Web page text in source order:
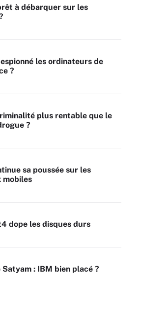
à débarquer sur les
les ordinateurs de
?
plus rentable que le
?
sa poussée sur les
mobiles
dope les disques durs
Satyam : IBM bien placé ?